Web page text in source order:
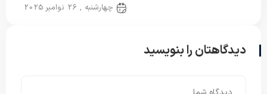
چهارشنبه , 26 نوامبر 2025
دیدگاهتان را بنویسید